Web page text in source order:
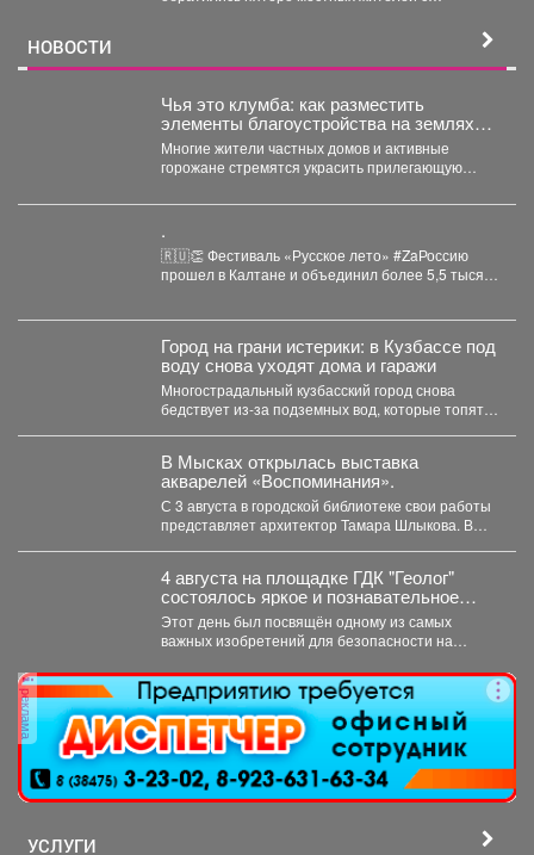
НОВОСТИ
Чья это клумба: как разместить
элементы благоустройства на землях
общего пользования, не нарушив закон
Многие жители частных домов и активные
горожане стремятся украсить прилегающую
.
🇷🇺👏 Фестиваль «Русское лето» #ZaРоссию
прошел в Калтане и объединил более 5,5 тысяч
Город на грани истерики: в Кузбассе под
воду снова уходят дома и гаражи
Многострадальный кузбасский город снова
бедствует из-за подземных вод, которые топят
В Мысках открылась выставка
акварелей «Воспоминания».
С 3 августа в городской библиотеке свои работы
представляет архитектор Тамара Шлыкова. В
4 августа на площадке ГДК "Геолог"
состоялось яркое и познавательное
мероприятие - "День Светофора".
Этот день был посвящён одному из самых
важных изобретений для безопасности на
реклама
УСЛУГИ